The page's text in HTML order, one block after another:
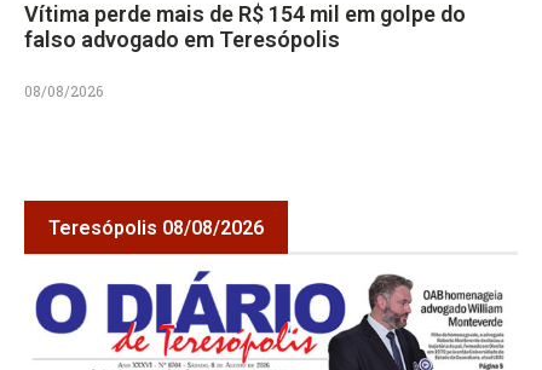
Vítima perde mais de R$ 154 mil em golpe do
falso advogado em Teresópolis
08/08/2026
Teresópolis 08/08/2026